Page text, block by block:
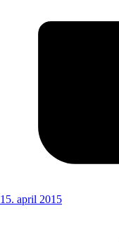
15. april 2015